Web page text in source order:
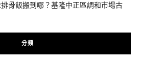
排骨飯搬到哪？基隆中正區調和市場古
分類